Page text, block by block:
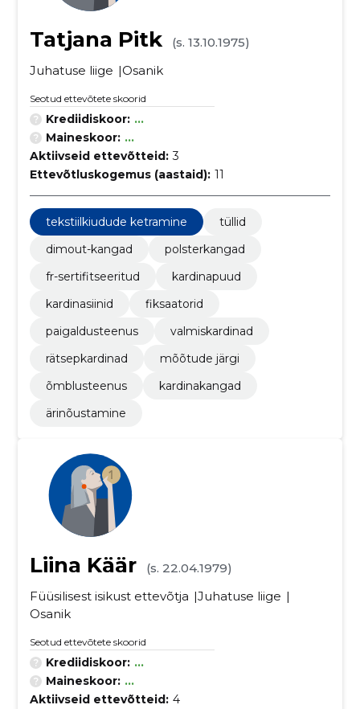
Tatjana Pitk
(s. 13.10.1975)
Juhatuse liige
Osanik
Seotud ettevõtete skoorid
Krediidiskoor: ...
Maineskoor: ...
Aktiivseid ettevõtteid: 3
Ettevõtluskogemus (aastaid): 11
tekstiilkiudude ketramine
tüllid
dimout-kangad
polsterkangad
fr-sertifitseeritud
kardinapuud
kardinasiinid
fiksaatorid
paigaldusteenus
valmiskardinad
rätsepkardinad
mõõtude järgi
õmblusteenus
kardinakangad
ärinõustamine
Liina Käär
(s. 22.04.1979)
Füüsilisest isikust ettevõtja
Juhatuse liige
Osanik
Seotud ettevõtete skoorid
Krediidiskoor: ...
Maineskoor: ...
Aktiivseid ettevõtteid: 4